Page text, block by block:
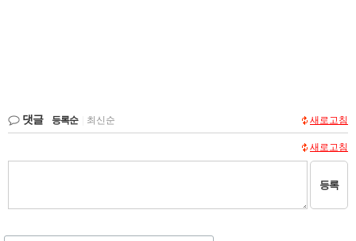
댓글 등록순 최신순 새로고침
새로고침
등록